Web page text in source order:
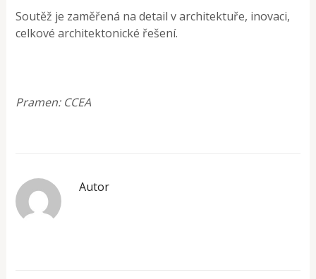
Soutěž je zaměřená na detail v architektuře, inovaci,
celkové architektonické řešení.
Pramen: CCEA
Autor